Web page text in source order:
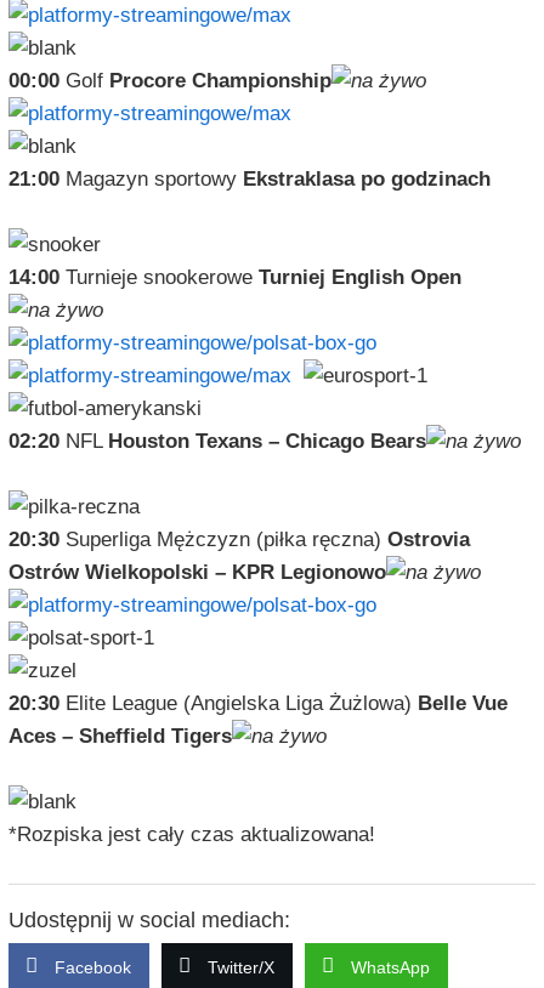
00:00Golf Procore Championship
21:00Magazyn sportowy Ekstraklasa po godzinach
14:00Turnieje snookerowe Turniej English Open
02:20NFL Houston Texans – Chicago Bears
20:30Superliga Mężczyzn (piłka ręczna) Ostrovia
Ostrów Wielkopolski – KPR Legionowo
20:30Elite League (Angielska Liga Żużlowa) Belle Vue
Aces – Sheffield Tigers
*Rozpiska jest cały czas aktualizowana!
Udostępnij w social mediach:
Facebook Twitter/X WhatsApp